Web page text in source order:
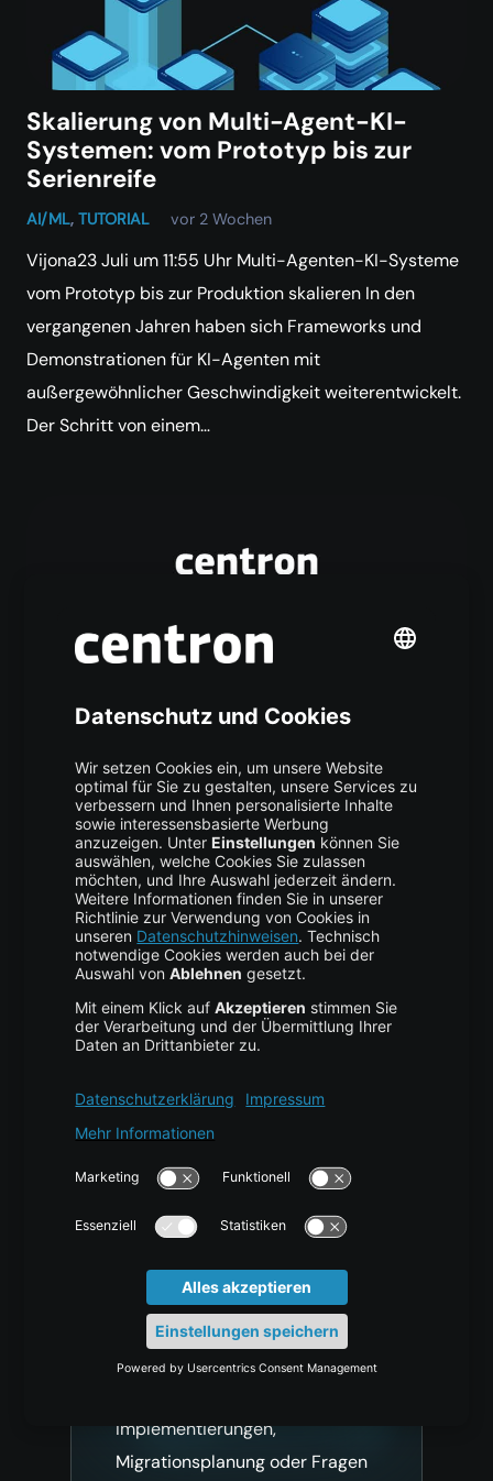
Skalierung von Multi-Agent-KI-
Systemen: vom Prototyp bis zur
Serienreife
AI/ML, TUTORIAL vor 2 Wochen
Vijona23 Juli um 11:55 Uhr Multi-Agenten-KI-Systeme
vom Prototyp bis zur Produktion skalieren In den
vergangenen Jahren haben sich Frameworks und
Demonstrationen für KI-Agenten mit
außergewöhnlicher Geschwindigkeit weiterentwickelt.
Der Schritt von einem…
Generative Pixel-Decoder jenseits
von VAE für 4K-Bilder
,TUTORIAL vor 2 Wochen
Vijona24 Juli um 13:18 Uhr Warum generative Pixel-
Decoder klassische VAE-Decoder bei der
hochauflösenden Bilderzeugung ersetzen Content1
TL;DR2 Was ein VAE leistet – und wofür er nie
entwickelt wurde3 Warum Diffusionsmodelle den…
Haben Sie
Fragen, einen
besonderen Use
Case oder
spezielle
Anforderungen?
Implementierungen,
Migrationsplanung oder Fragen